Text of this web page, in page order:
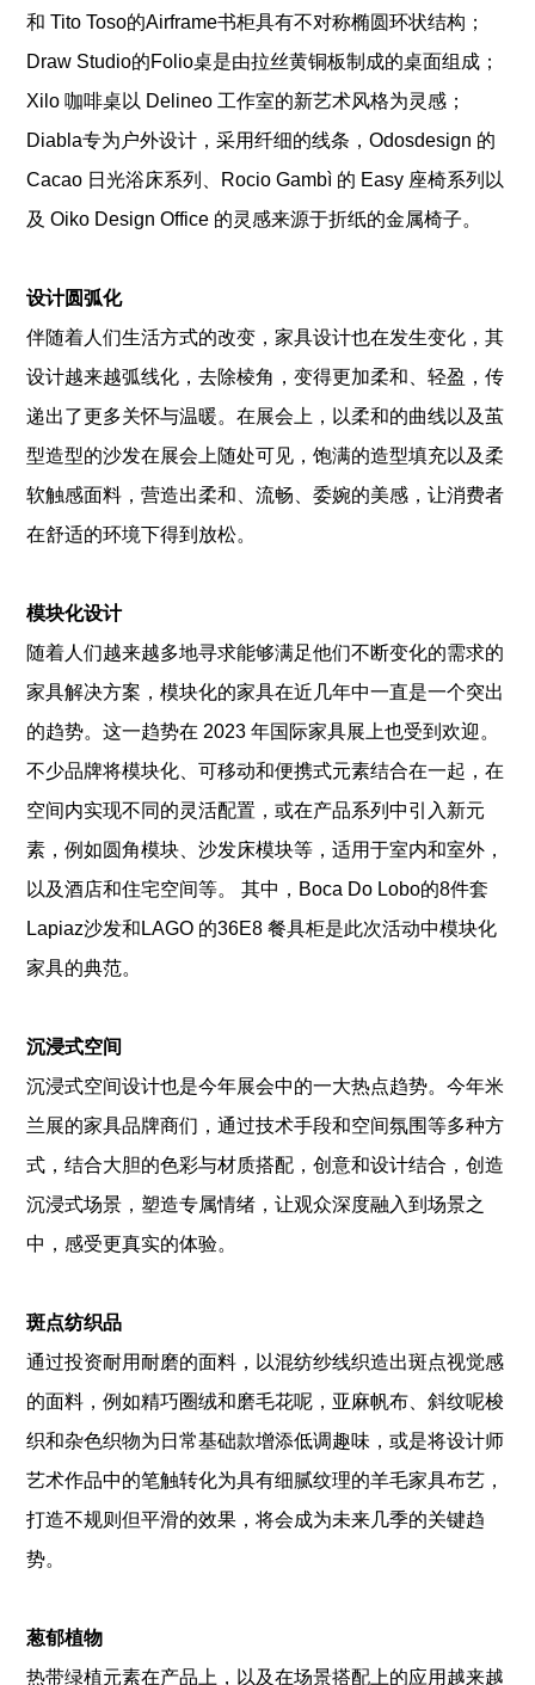
和 Tito Toso的Airframe书柜具有不对称椭圆环状结构；
Draw Studio的Folio桌是由拉丝黄铜板制成的桌面组成；
Xilo 咖啡桌以 Delineo 工作室的新艺术风格为灵感；
Diabla专为户外设计，采用纤细的线条，Odosdesign 的
Cacao 日光浴床系列、Rocio Gambì 的 Easy 座椅系列以
及 Oiko Design Office 的灵感来源于折纸的金属椅子。
设计圆弧化
伴随着人们生活方式的改变，家具设计也在发生变化，其
设计越来越弧线化，去除棱角，变得更加柔和、轻盈，传
递出了更多关怀与温暖。在展会上，以柔和的曲线以及茧
型造型的沙发在展会上随处可见，饱满的造型填充以及柔
软触感面料，营造出柔和、流畅、委婉的美感，让消费者
在舒适的环境下得到放松。
模块化设计
随着人们越来越多地寻求能够满足他们不断变化的需求的
家具解决方案，模块化的家具在近几年中一直是一个突出
的趋势。这一趋势在 2023 年国际家具展上也受到欢迎。
不少品牌将模块化、可移动和便携式元素结合在一起，在
空间内实现不同的灵活配置，或在产品系列中引入新元
素，例如圆角模块、沙发床模块等，适用于室内和室外，
以及酒店和住宅空间等。 其中，Boca Do Lobo的8件套
Lapiaz沙发和LAGO 的36E8 餐具柜是此次活动中模块化
家具的典范。
沉浸式空间
沉浸式空间设计也是今年展会中的一大热点趋势。今年米
兰展的家具品牌商们，通过技术手段和空间氛围等多种方
式，结合大胆的色彩与材质搭配，创意和设计结合，创造
沉浸式场景，塑造专属情绪，让观众深度融入到场景之
中，感受更真实的体验。
斑点纺织品
通过投资耐用耐磨的面料，以混纺纱线织造出斑点视觉感
的面料，例如精巧圈绒和磨毛花呢，亚麻帆布、斜纹呢梭
织和杂色织物为日常基础款增添低调趣味，或是将设计师
艺术作品中的笔触转化为具有细腻纹理的羊毛家具布艺，
打造不规则但平滑的效果，将会成为未来几季的关键趋
势。
葱郁植物
热带绿植元素在产品上，以及在场景搭配上的应用越来越